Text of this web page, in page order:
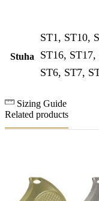
Stuha
ST1, ST10,
ST16,
ST6, ST7,
Sizing Guide
Related products